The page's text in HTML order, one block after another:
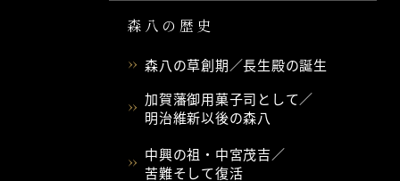
森八の歴史
森八の草創期／長生殿の誕生
加賀藩御用菓子司として／
明治維新以後の森八
中興の祖・中宮茂吉／
苦難そして復活